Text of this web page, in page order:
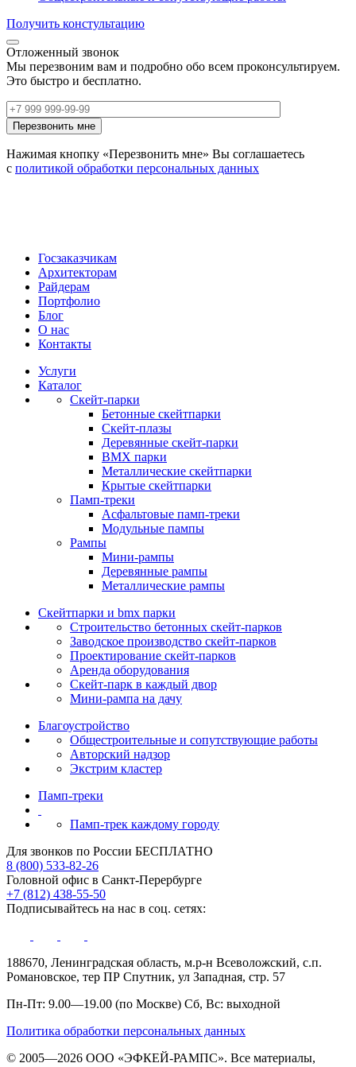
Получить констультацию
Отложенный звонок
Мы перезвоним вам и подробно обо всем проконсультируем.
Это быстро и бесплатно.
Нажимая кнопку «Перезвонить мне» Вы соглашаетесь
с политикой обработки персональных данных
Госзаказчикам
Архитекторам
Райдерам
Портфолио
Блог
О нас
Контакты
Услуги
Каталог
Скейт‑парки
Бетонные скейтпарки
Скейт‑плазы
Деревянные скейт‑парки
BMX парки
Металлические скейтпарки
Крытые скейтпарки
Памп‑треки
Асфальтовые памп‑треки
Модульные пампы
Рампы
Мини-рампы
Деревянные рампы
Металлические рампы
Скейтпарки и bmx парки
Строительство бетонных скейт‑парков
Заводское производство скейт-парков
Проектирование скейт-парков
Аренда оборудования
Скейт-парк в каждый двор
Мини-рампа на дачу
Благоустройство
Общестроительные и сопутствующие работы
Авторский надзор
Экстрим кластер
Памп‑треки
Памп-трек каждому городу
Для звонков по России БЕСПЛАТНО
8 (800) 533-82-26
Головной офис в Санкт-Перербурге
+7 (812) 438-55-50
Подписывайтесь на нас в соц. сетях:
188670, Ленинградская область, м.р-н Всеволожский, с.п.
Романовское, тер ПР Спутник, ул Западная, стр. 57
Пн-Пт: 9.00—19.00 (по Москве) Сб, Вс: выходной
Политика обработки персональных данных
© 2005—2026 ООО «ЭФКЕЙ-РАМПС». Все материалы,